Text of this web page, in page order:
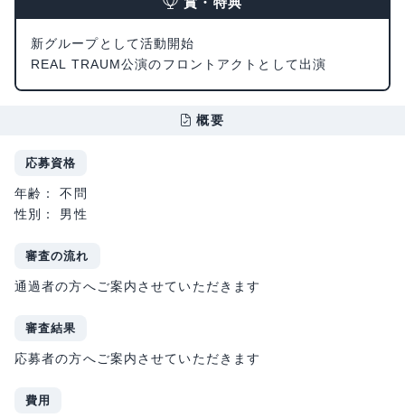
新グループとして活動開始
REAL TRAUM公演のフロントアクトとして出演
概要
応募資格
年齢： 不問
性別： 男性
審査の流れ
通過者の方へご案内させていただきます
審査結果
応募者の方へご案内させていただきます
費用